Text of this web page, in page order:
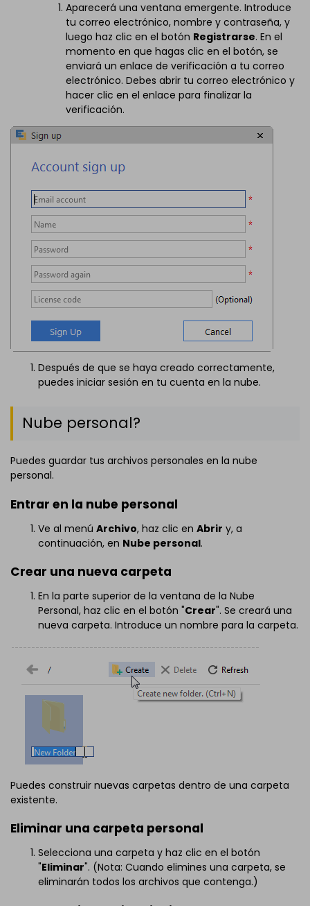
Aparecerá una ventana emergente. Introduce
tu correo electrónico, nombre y contraseña, y
luego haz clic en el botón Registrarse. En el
momento en que hagas clic en el botón, se
enviará un enlace de verificación a tu correo
electrónico. Debes abrir tu correo electrónico y
hacer clic en el enlace para finalizar la
verificación.
Después de que se haya creado correctamente,
puedes iniciar sesión en tu cuenta en la nube.
Nube personal?
Puedes guardar tus archivos personales en la nube
personal.
Entrar en la nube personal
Ve al menú Archivo, haz clic en Abrir y, a
continuación, en Nube personal.
Crear una nueva carpeta
En la parte superior de la ventana de la Nube
Personal, haz clic en el botón "Crear". Se creará una
nueva carpeta. Introduce un nombre para la carpeta.
Puedes construir nuevas carpetas dentro de una carpeta
existente.
Eliminar una carpeta personal
Selecciona una carpeta y haz clic en el botón
"Eliminar". (Nota: Cuando elimines una carpeta, se
eliminarán todos los archivos que contenga.)